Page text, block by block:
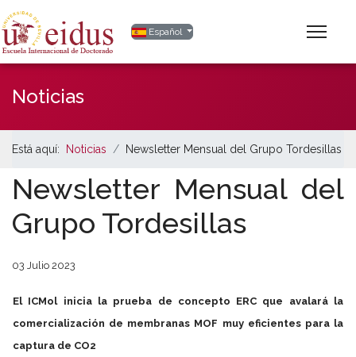
Seleccione su idioma
Español
Noticias
Está aquí: Noticias Newsletter Mensual del Grupo Tordesillas
Newsletter Mensual del
Grupo Tordesillas
03 Julio 2023
El ICMol inicia la prueba de concepto ERC que avalará la
comercialización de membranas MOF muy eficientes para la
captura de CO2